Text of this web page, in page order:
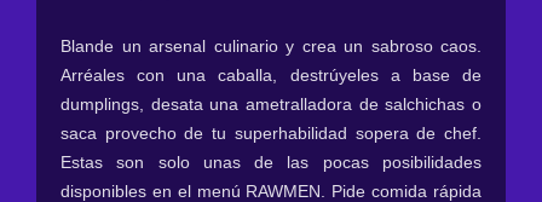
Blande un arsenal culinario y crea un sabroso caos.
Arréales con una caballa, destrúyeles a base de
dumplings, desata una ametralladora de salchichas o
saca provecho de tu superhabilidad sopera de chef.
Estas son solo unas de las pocas posibilidades
disponibles en el menú RAWMEN. Pide comida rápida